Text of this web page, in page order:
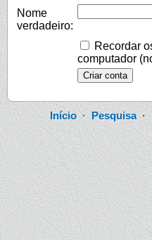
Nome
verdadeiro:
Recordar
computador
Início·Pesquisa·